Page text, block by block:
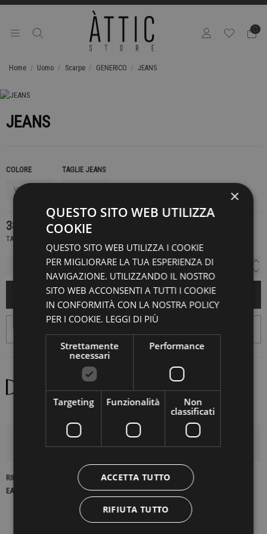
0
Home Uomo Scarpe GENERICO JEANS
JEANS
COLORE TAGLIE JEANS
389,00 €
TASSE INCLUSE
AGGIUNGI AL CARRELLO
RIFERIMENTO
EAN13
×
QUESTO SITO WEB UTILIZZA
COOKIE
QUESTO SITO WEB UTILIZZA I COOKIE
PER MIGLIORARE LA TUA ESPERIENZA DI
NAVIGAZIONE. UTILIZZANDO IL NOSTRO
SITO WEB ACCONSENTI A TUTTI I COOKIE
IN CONFORMITÀ CON LA NOSTRA POLICY
PER I COOKIE. LEGGI DI PIÙ
Strettamente
necessari
Performance
Targeting Funzionalità
Non
classificati
ACCETTA TUTTO
RIFIUTA TUTTO